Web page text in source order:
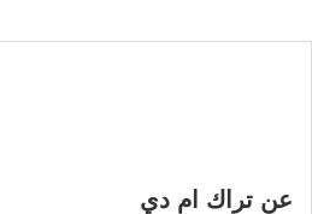
عن تراك ام دي